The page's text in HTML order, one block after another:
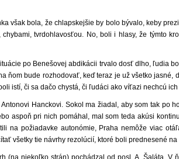
však bola, že chlapskejšie by bolo bývalo, keby
tvrdohlavosťou. No, boli i hlasy, že týmto
po Benešovej abdikácii trvalo dosť dlho, ľudia
ňom bude rozhodo­vať, keď teraz je už všetko jasné,
istí, či sa dačo chystá, či ľudáci ako víťazi nechcú
Hanckovi. Sokol ma žia­dal, aby som tak po
aspoň pri nich pomáhal, mal som teda akúsi
na požiadavke autonó­mie, Praha nemôže viac
všetky tie návrhy rezolúcií, ktoré boli prednesené